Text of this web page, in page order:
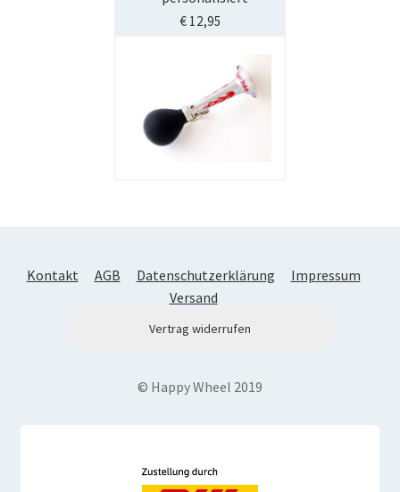
€12,95
Kontakt AGB Datenschutzerklärung
Impressum
Versand
Vertrag widerrufen
© Happy Wheel 2019